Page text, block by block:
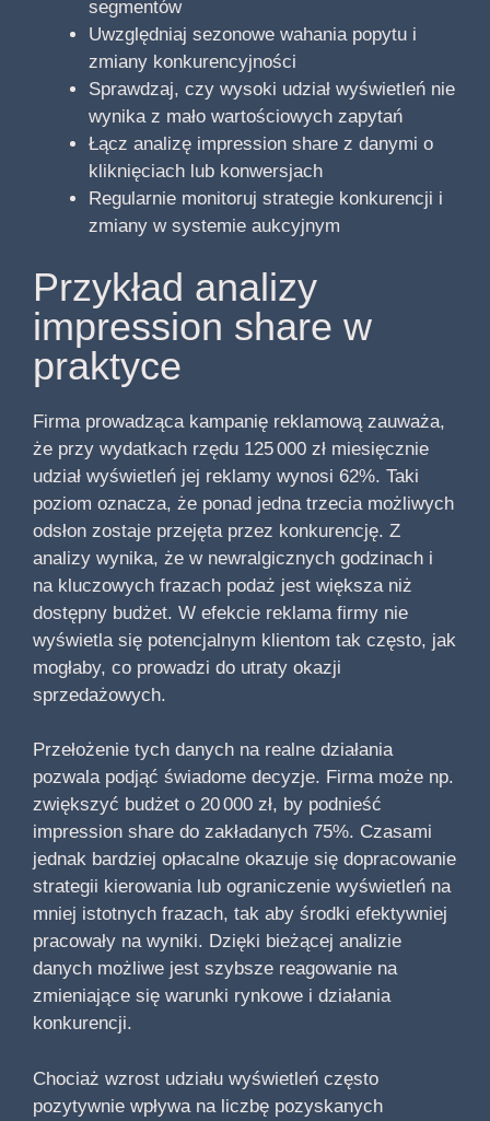
segmentów
Uwzględniaj sezonowe wahania popytu i
zmiany konkurencyjności
Sprawdzaj, czy wysoki udział wyświetleń nie
wynika z mało wartościowych zapytań
Łącz analizę impression share z danymi o
kliknięciach lub konwersjach
Regularnie monitoruj strategie konkurencji i
zmiany w systemie aukcyjnym
Przykład analizy
impression share w
praktyce
Firma prowadząca kampanię reklamową zauważa,
że przy wydatkach rzędu 125 000 zł miesięcznie
udział wyświetleń jej reklamy wynosi 62%. Taki
poziom oznacza, że ponad jedna trzecia możliwych
odsłon zostaje przejęta przez konkurencję. Z
analizy wynika, że w newralgicznych godzinach i
na kluczowych frazach podaż jest większa niż
dostępny budżet. W efekcie reklama firmy nie
wyświetla się potencjalnym klientom tak często, jak
mogłaby, co prowadzi do utraty okazji
sprzedażowych.
Przełożenie tych danych na realne działania
pozwala podjąć świadome decyzje. Firma może np.
zwiększyć budżet o 20 000 zł, by podnieść
impression share do zakładanych 75%. Czasami
jednak bardziej opłacalne okazuje się dopracowanie
strategii kierowania lub ograniczenie wyświetleń na
mniej istotnych frazach, tak aby środki efektywniej
pracowały na wyniki. Dzięki bieżącej analizie
danych możliwe jest szybsze reagowanie na
zmieniające się warunki rynkowe i działania
konkurencji.
Chociaż wzrost udziału wyświetleń często
pozytywnie wpływa na liczbę pozyskanych